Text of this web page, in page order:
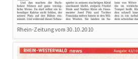
Rhein-Zeitung vom 30.10.2010